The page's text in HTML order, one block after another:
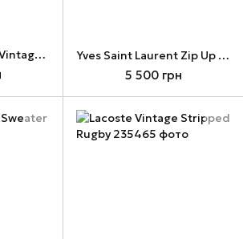
Polo Ralph Lauren Vintage Sweater Yves Saint Laurent Zip Up Sweatshirt
5 500 грн